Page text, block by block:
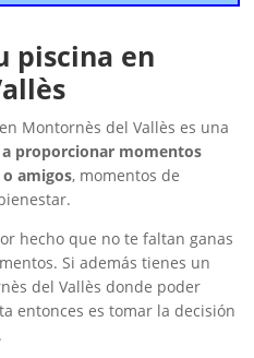
piscina en
Montornès del Vallès es una
a proporcionar momentos
amigos, momentos de
hecho que no te faltan ganas
Si además tienes un
del Vallès donde poder
entonces es tomar la decisión